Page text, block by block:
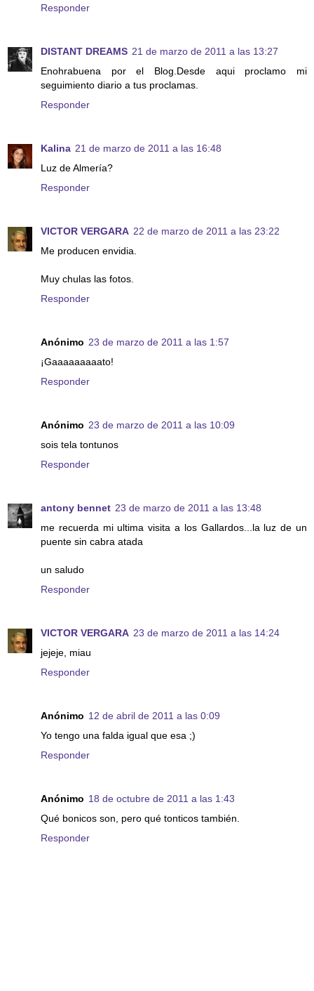
Responder
DISTANT DREAMS 21 de marzo de 2011 a las 13:27
Enohrabuena por el Blog.Desde aqui proclamo mi
seguimiento diario a tus proclamas.
Responder
Kalina 21 de marzo de 2011 a las 16:48
Luz de Almería?
Responder
VICTOR VERGARA 22 de marzo de 2011 a las 23:22
Me producen envidia.
Muy chulas las fotos.
Responder
Anónimo 23 de marzo de 2011 a las 1:57
¡Gaaaaaaaaato!
Responder
Anónimo 23 de marzo de 2011 a las 10:09
sois tela tontunos
Responder
antony bennet 23 de marzo de 2011 a las 13:48
me recuerda mi ultima visita a los Gallardos...la luz de un
puente sin cabra atada
un saludo
Responder
VICTOR VERGARA 23 de marzo de 2011 a las 14:24
jejeje, miau
Responder
Anónimo 12 de abril de 2011 a las 0:09
Yo tengo una falda igual que esa ;)
Responder
Anónimo 18 de octubre de 2011 a las 1:43
Qué bonicos son, pero qué tonticos también.
Responder